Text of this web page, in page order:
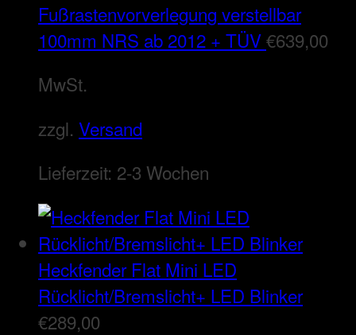
Fußrastenvorverlegung verstellbar
100mm NRS ab 2012 + TÜV€639,00
MwSt.
zzgl. Versand
Lieferzeit: 2-3 Wochen
Heckfender Flat Mini LED
Rücklicht/Bremslicht+ LED Blinker
€289,00